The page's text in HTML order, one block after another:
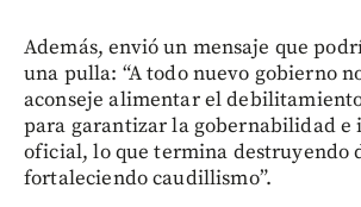
Además, envió un mensaje que
una pulla: “A todo nuevo gobierno
aconseje alimentar el
para garantizar la gobernabilidad e
oficial, lo que termina destruyendo
fortaleciendo caudillismo”.